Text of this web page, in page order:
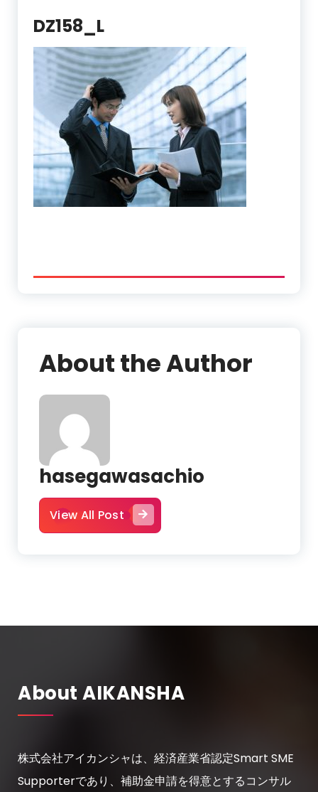
DZ158_L
About the Author
hasegawasachio
View All Post
About AIKANSHA
株式会社アイカンシャは、経済産業省認定Smart SME
Supporterであり、補助金申請を得意とするコンサル